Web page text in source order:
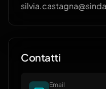
Contatti
Email